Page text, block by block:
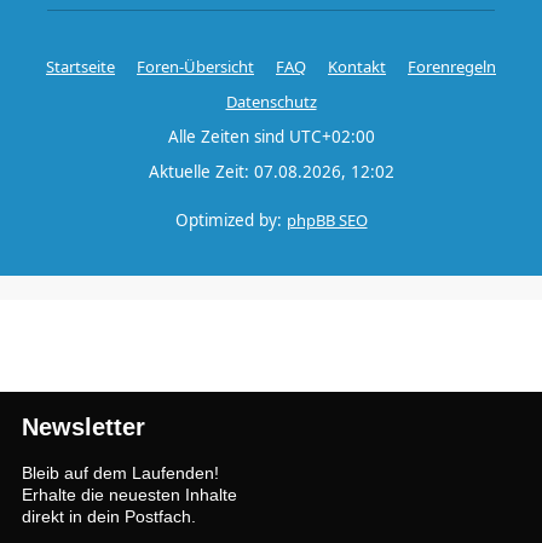
Startseite Foren-Übersicht FAQ Kontakt
Forenregeln
Datenschutz
Alle Zeiten sind UTC+02:00
Aktuelle Zeit: 07.08.2026, 12:02
Optimized by: phpBB SEO
Newsletter
Bleib auf dem Laufenden!
Erhalte die neuesten Inhalte
direkt in dein Postfach.